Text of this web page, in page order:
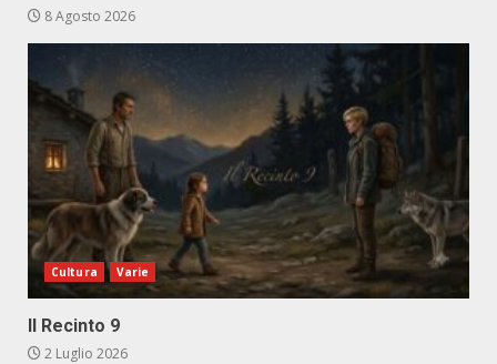
8 Agosto 2026
Cultura Varie
Il Recinto 9
2 Luglio 2026